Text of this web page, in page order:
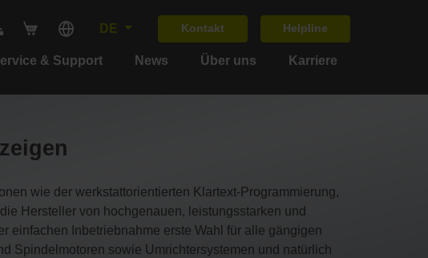
DE Kontakt Helpline
& Support News Über uns Karriere
wie der werkstattorientierten Klartext-Programmierung,
Hersteller von hochgenauen, leistungsstarken und
einfachen Inbetriebnahme erste Wahl für alle gängigen
Spindelmotoren sowie Umrichtersystemen und natürlich